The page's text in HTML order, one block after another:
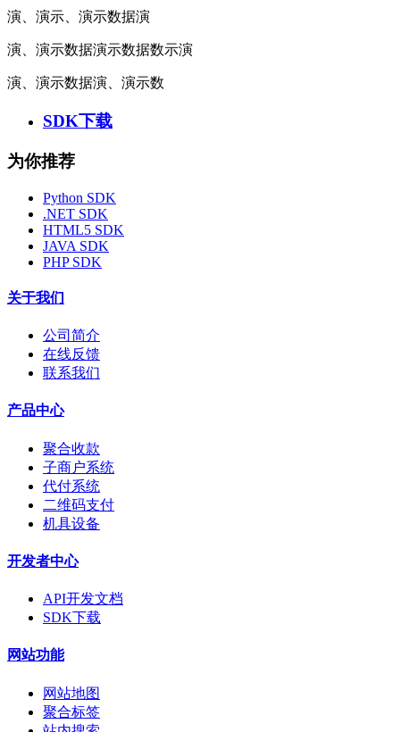
演、演示、演示数据演
演、演示数据演示数据数示演
演、演示数据演、演示数
SDK下载
为你推荐
Python SDK
.NET SDK
HTML5 SDK
JAVA SDK
PHP SDK
关于我们
公司简介
在线反馈
联系我们
产品中心
聚合收款
子商户系统
代付系统
二维码支付
机具设备
开发者中心
API开发文档
SDK下载
网站功能
网站地图
聚合标签